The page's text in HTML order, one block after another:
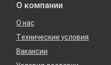
О компании
О нас
Технические условия
Вакансии